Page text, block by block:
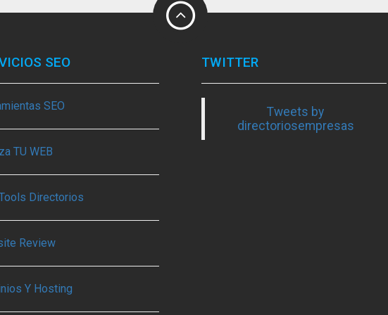
SEO
SEO
TU WEB
Directorios
Review
Y Hosting
TWITTER
Tweets by
directoriosempresas